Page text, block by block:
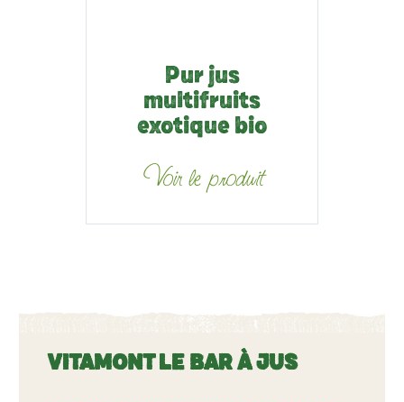
Pur jus
multifruits
exotique bio
Voir le produit
VITAMONT LE BAR À JUS